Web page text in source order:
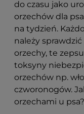
do czasu jako
orzechów dla
na tydzień.
należy
orzechy, te
toksyny
orzechów np.
czworonogów.
orzechami u psa?